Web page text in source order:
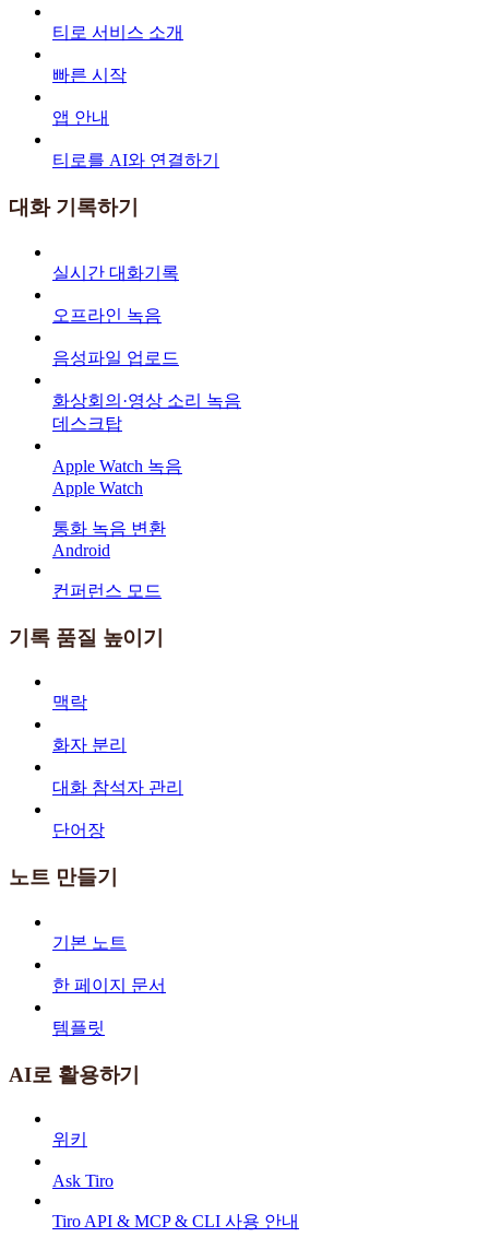
티로 서비스 소개
빠른 시작
앱 안내
티로를 AI와 연결하기
대화 기록하기
실시간 대화기록
오프라인 녹음
음성파일 업로드
화상회의·영상 소리 녹음
데스크탑
Apple Watch 녹음
Apple Watch
통화 녹음 변환
Android
컨퍼런스 모드
기록 품질 높이기
맥락
화자 분리
대화 참석자 관리
단어장
노트 만들기
기본 노트
한 페이지 문서
템플릿
AI로 활용하기
위키
Ask Tiro
Tiro API & MCP & CLI 사용 안내